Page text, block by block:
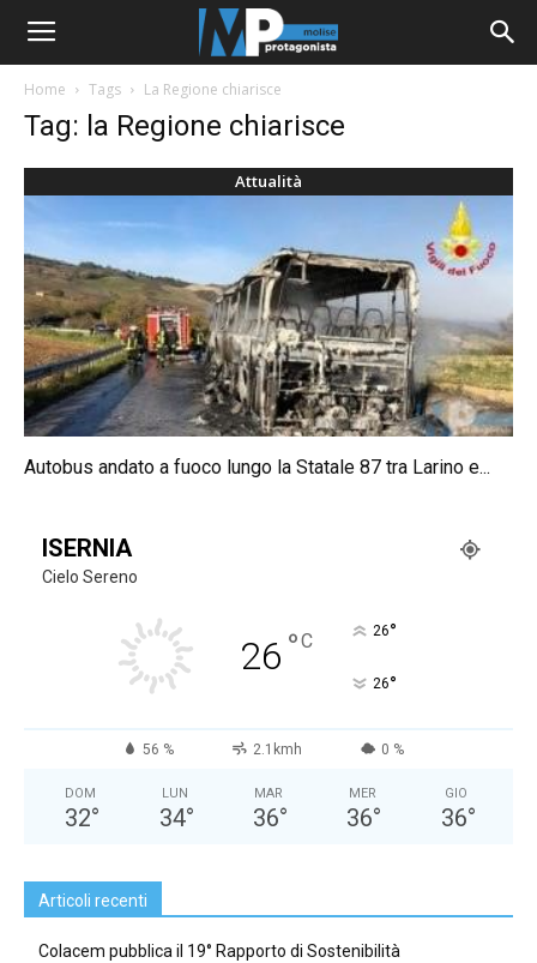
Home Tags La Regione chiarisce
Tag: la Regione chiarisce
Attualità
Autobus andato a fuoco lungo la Statale 87 tra Larino e...
ISERNIA
Cielo Sereno
26 °C 26°
26°
56 % 2.1kmh 0 %
DOM
32°
LUN
34°
MAR
36°
MER
36°
GIO
36°
Articoli recenti
Colacem pubblica il 19° Rapporto di Sostenibilità